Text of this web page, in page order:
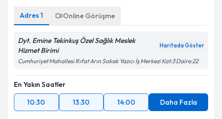
Takvim Talebini Gönder
Adres 1 Online Görüşme
Dyt. Emine Tekinkuş Özel Sağlık Meslek
Hizmet Birimi
Haritada Göster
Cumhuriyet Mahallesi Rıfat Arın Sokak Yazıcı İş Merkezi Kat:3 Daire:22
En Yakın Saatler
10:30
13:30 14:00 Daha Fazla